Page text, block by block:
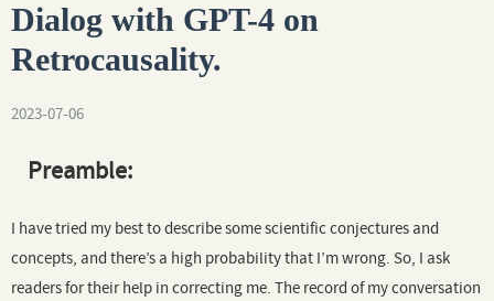
Dialog with GPT-4 on
Retrocausality.
2023-07-06
Preamble:
I have tried my best to describe some scientific conjectures and
concepts, and there’s a high probability that I’m wrong. So, I ask
readers for their help in correcting me. The record of my conversation